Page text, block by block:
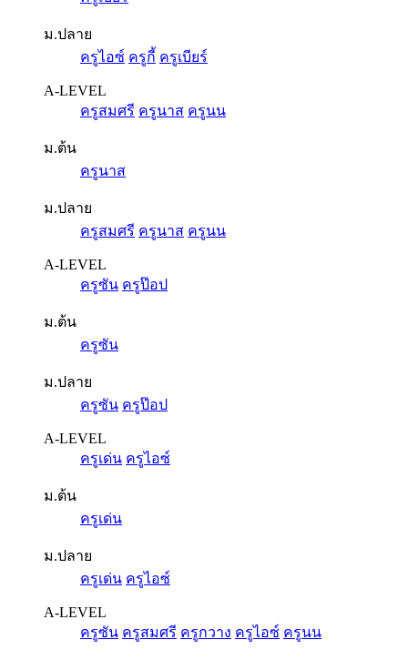
ม.ปลาย
ครูไอซ์ ครูกี้ ครูเบียร์
A-LEVEL
ครูสมศรี ครูนาส ครูนน
ม.ต้น
ครูนาส
ม.ปลาย
ครูสมศรี ครูนาส ครูนน
A-LEVEL
ครูซัน ครูป๊อป
ม.ต้น
ครูซัน
ม.ปลาย
ครูซัน ครูป๊อป
A-LEVEL
ครูเด่น ครูไอซ์
ม.ต้น
ครูเด่น
ม.ปลาย
ครูเด่น ครูไอซ์
A-LEVEL
ครูซัน ครูสมศรี ครูกวาง ครูไอซ์ ครูนน